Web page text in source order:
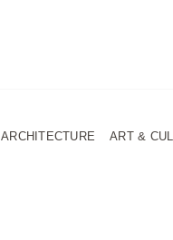
ARCHITECTURE ART &